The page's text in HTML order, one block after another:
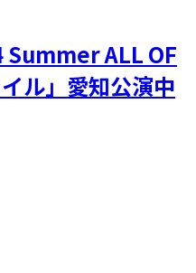
ALL OF
ル」愛知公演中